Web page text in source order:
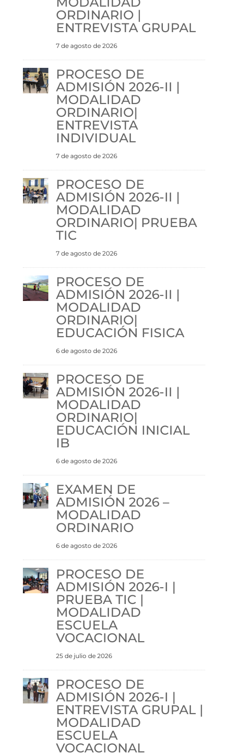
ORDINARIO |
ENTREVISTA GRUPAL
7 de agosto de 2026
PROCESO DE
ADMISIÓN 2026-II |
MODALIDAD
ORDINARIO|
ENTREVISTA
INDIVIDUAL
7 de agosto de 2026
PROCESO DE
ADMISIÓN 2026-II |
MODALIDAD
ORDINARIO| PRUEBA
TIC
7 de agosto de 2026
PROCESO DE
ADMISIÓN 2026-II |
MODALIDAD
ORDINARIO|
EDUCACIÓN FISICA
6 de agosto de 2026
PROCESO DE
ADMISIÓN 2026-II |
MODALIDAD
ORDINARIO|
EDUCACIÓN INICIAL
IB
6 de agosto de 2026
EXAMEN DE
ADMISIÓN 2026 –
MODALIDAD
ORDINARIO
6 de agosto de 2026
PROCESO DE
ADMISIÓN 2026-I |
PRUEBA TIC |
MODALIDAD
ESCUELA
VOCACIONAL
25 de julio de 2026
PROCESO DE
ADMISIÓN 2026-I |
ENTREVISTA GRUPAL |
MODALIDAD
ESCUELA
VOCACIONAL